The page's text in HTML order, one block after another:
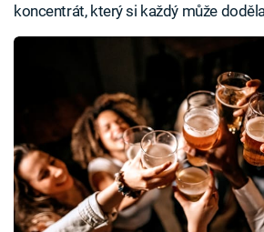
koncentrát, který si každý může